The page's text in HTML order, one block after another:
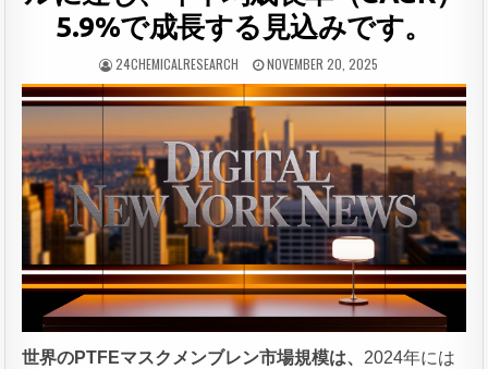
5.9%で成長する見込みです。
24CHEMICALRESEARCH NOVEMBER 20, 2025
世界のPTFEマスクメンブレン市場規模は、 2024年には